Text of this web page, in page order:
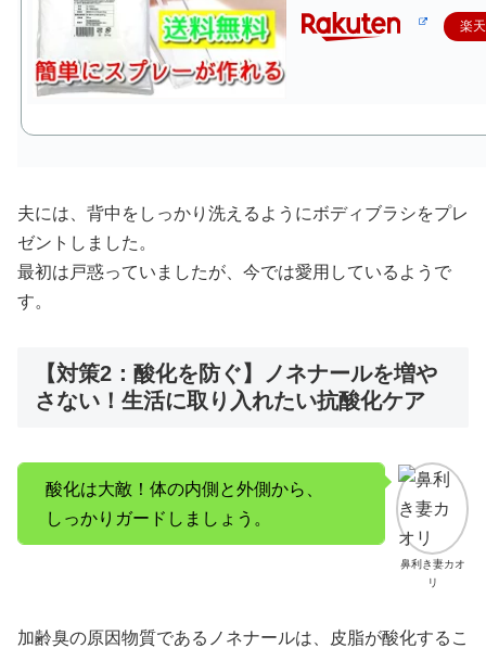
楽
夫には、背中をしっかり洗えるようにボディブラシをプレ
ゼントしました。
最初は戸惑っていましたが、今では愛用しているようで
す。
【対策2：酸化を防ぐ】ノネナールを増や
さない！生活に取り入れたい抗酸化ケア
鼻利き妻カオ
リ
酸化は大敵！体の内側と外側から、
しっかりガードしましょう。
加齢臭の原因物質であるノネナールは、皮脂が酸化するこ